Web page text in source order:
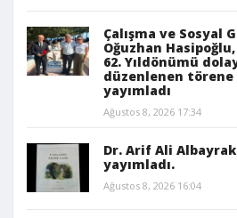
Çalışma ve Sosyal
Oğuzhan
62. Yıldönümü
düzenlenen törene
yayımladı
Ağustos 8, 2026 17:34
Dr. Arif Ali Albayrak
yayımladı.
Ağustos 8, 2026 16:04